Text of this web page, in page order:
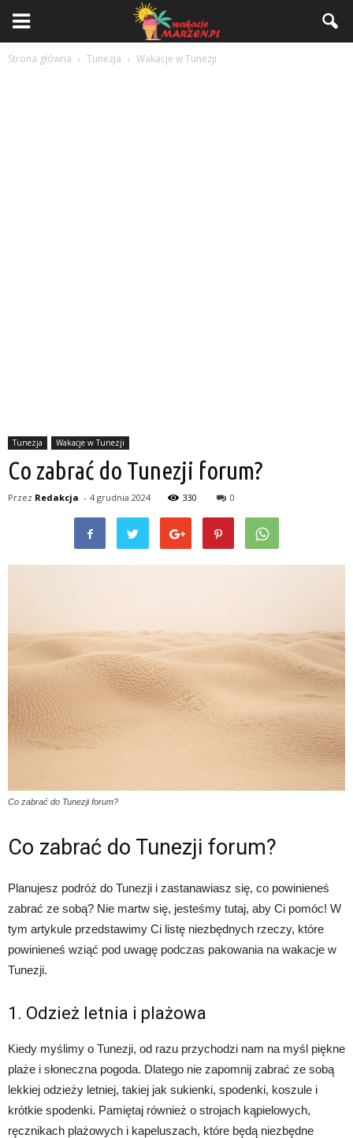
Strona główna Tunezja Wakacje w Tunezji
Tunezja Wakacje w Tunezji
Co zabrać do Tunezji forum?
Przez Redakcja - 4 grudnia 2024 330 0
Co zabrać do Tunezji forum?
Co zabrać do Tunezji forum?
Planujesz podróż do Tunezji i zastanawiasz się, co powinieneś
zabrać ze sobą? Nie martw się, jesteśmy tutaj, aby Ci pomóc! W
tym artykule przedstawimy Ci listę niezbędnych rzeczy, które
powinieneś wziąć pod uwagę podczas pakowania na wakacje w
Tunezji.
1. Odzież letnia i plażowa
Kiedy myślimy o Tunezji, od razu przychodzi nam na myśl piękne
plaże i słoneczna pogoda. Dlatego nie zapomnij zabrać ze sobą
lekkiej odzieży letniej, takiej jak sukienki, spodenki, koszule i
krótkie spodenki. Pamiętaj również o strojach kąpielowych,
ręcznikach plażowych i kapeluszach, które będą niezbędne